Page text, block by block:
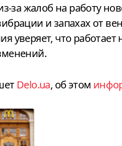
за жалоб на работу
и запахах от
уверяет, что
Delo.ua, об этом